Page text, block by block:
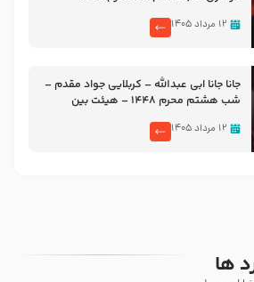
۱۲ مرداد ۱۴۰۵
جانا جانا ابی عبدالله – کربلایی جواد مقدم –
شب هشتم محرم 1448 – هیئت بین
۱۲ مرداد ۱۴۰۵
ها